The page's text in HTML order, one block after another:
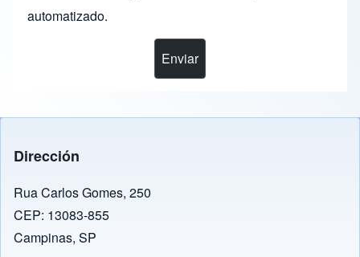
automatizado.
Dirección
Rua Carlos Gomes, 250
CEP: 13083-855
Campinas, SP